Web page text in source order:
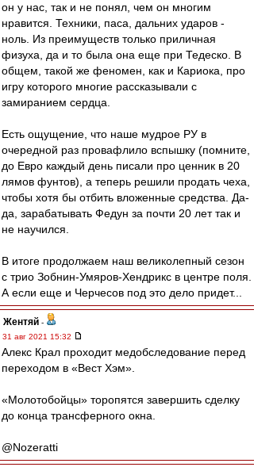
он у нас, так и не понял, чем он многим
нравится. Техники, паса, дальних ударов -
ноль. Из преимуществ только приличная
физуха, да и то была она еще при Тедеско. В
общем, такой же феномен, как и Кариока, про
игру которого многие рассказывали с
замиранием сердца.
Есть ощущение, что наше мудрое РУ в
очередной раз провафлило вспышку (помните,
до Евро каждый день писали про ценник в 20
лямов фунтов), а теперь решили продать чеха,
чтобы хотя бы отбить вложенные средства. Да-
да, зарабатывать Федун за почти 20 лет так и
не научился.
В итоге продолжаем наш великолепный сезон
с трио Зобнин-Умяров-Хендрикс в центре поля.
А если еще и Черчесов под это дело придет...
Жентяй -
31 авг 2021 15:32
Алекс Крал проходит медобследование перед
переходом в «Вест Хэм».
«Молотобойцы» торопятся завершить сделку
до конца трансферного окна.
@Nozeratti